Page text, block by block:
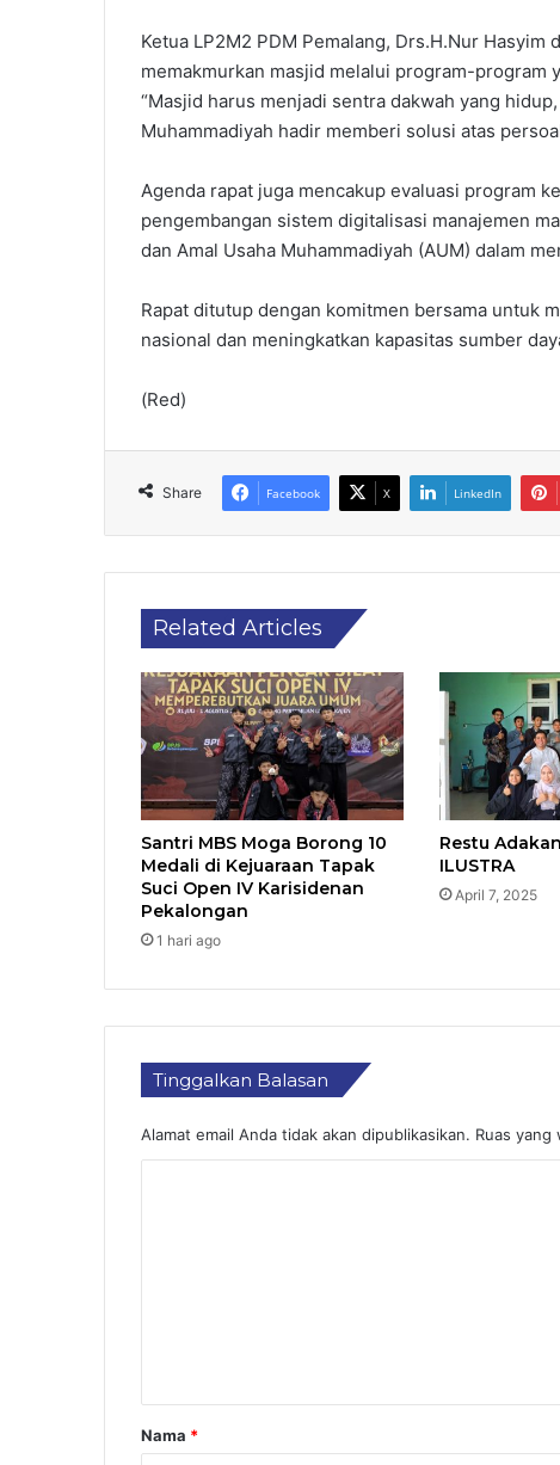
Ketua LP2M2 PDM Pemalang, Drs.H.Nur
memakmurkan masjid melalui program-program
“Masjid harus menjadi sentra dakwah yang
Muhammadiyah hadir memberi solusi atas
Agenda rapat juga mencakup evaluasi program
pengembangan sistem digitalisasi manajemen
dan Amal Usaha Muhammadiyah (AUM) dalam
Rapat ditutup dengan komitmen bersama untuk
nasional dan meningkatkan kapasitas sumber
(Red)
Share Facebook X LinkedIn
Related Articles
Santri MBS Moga Borong 10
Medali di Kejuaraan Tapak
Suci Open IV Karisidenan
Pekalongan
1 hari ago
Restu
ILUSTRA
April 7, 2025
Tinggalkan Balasan
Alamat email Anda tidak akan dipublikasikan. Ruas yang
r
Nama *